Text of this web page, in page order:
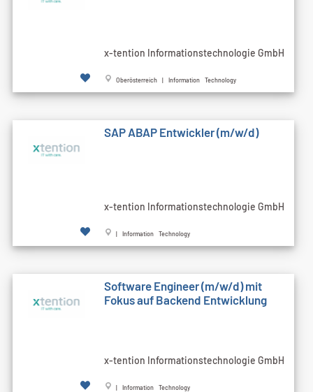
x-tention Informationstechnologie GmbH
Oberösterreich | Information Technology
SAP ABAP Entwickler (m/w/d)
x-tention Informationstechnologie GmbH
| Information Technology
Software Engineer (m/w/d) mit
Fokus auf Backend Entwicklung
x-tention Informationstechnologie GmbH
| Information Technology